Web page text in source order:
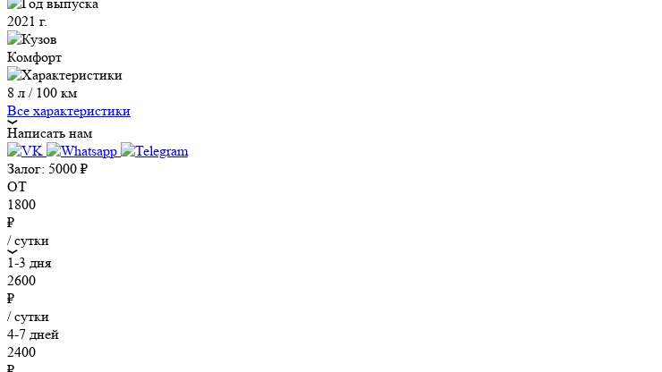
2021 г.
Комфорт
8 л / 100 км
Все характеристики
Написать нам
Залог: 5000 ₽
ОТ
1800
₽
/ сутки
1-3 дня
2600
₽
/ сутки
4-7 дней
2400